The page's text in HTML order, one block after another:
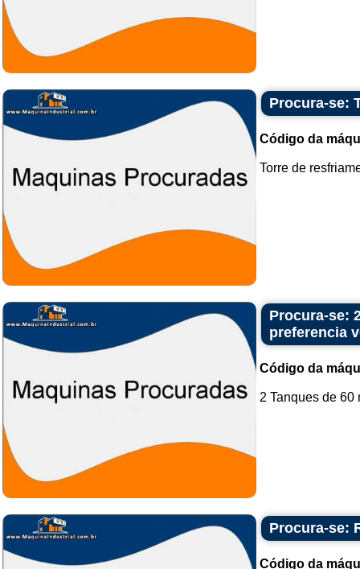
Procura-se:
Código da
Torre de
Procura-se:
preferencia
Código da
2 Tanques de 60
Procura-se:
Código da